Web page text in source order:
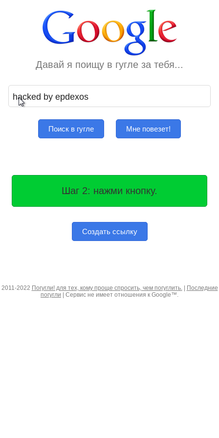
Давай я поищу в гугле за тебя...
Поиск в гугле Мне повезет!
Шаг 2: нажми кнопку.
Создать ссылку
2011-2022 Погугли! для тех, кому проще спросить, чем погуглить.|
Последние
погугли | Сервис не имеет отношения к Google™.